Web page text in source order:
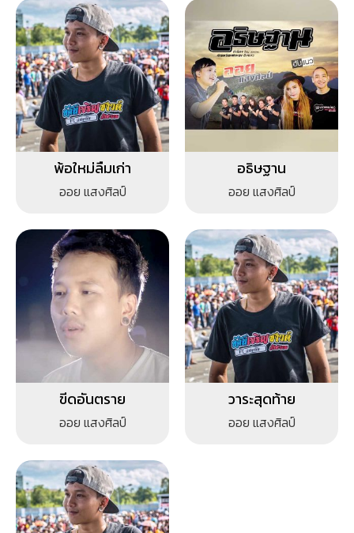
พ้อใหม่ลืมเก่า
ออย แสงศิลป์
อธิษฐาน
ออย แสงศิลป์
ขีดอันตราย
ออย แสงศิลป์
วาระสุดท้าย
ออย แสงศิลป์